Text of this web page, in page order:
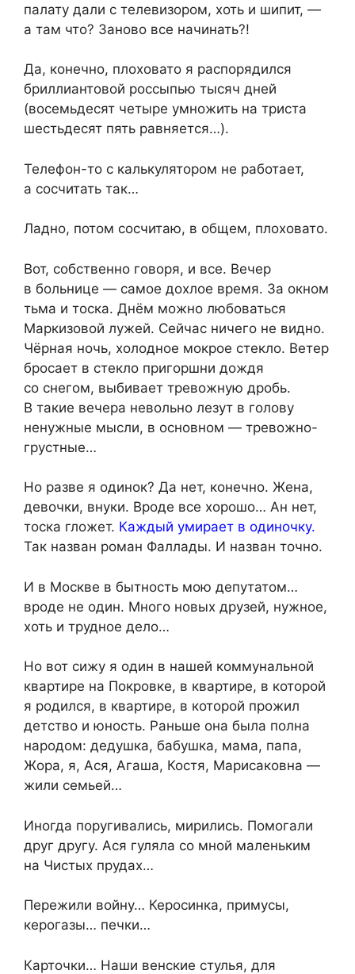
палату дали с телевизором, хоть и шипит, —
а там что? Заново все начинать?!
Да, конечно, плоховато я распорядился
бриллиантовой россыпью тысяч дней
(восемьдесят четыре умножить на триста
шестьдесят пять равняется…).
Телефон-то с калькулятором не работает,
а сосчитать так…
Ладно, потом сосчитаю, в общем, плоховато.
Вот, собственно говоря, и все. Вечер
в больнице — самое дохлое время. За окном
тьма и тоска. Днём можно любоваться
Маркизовой лужей. Сейчас ничего не видно.
Чёрная ночь, холодное мокрое стекло. Ветер
бросает в стекло пригоршни дождя
со снегом, выбивает тревожную дробь.
В такие вечера невольно лезут в голову
ненужные мысли, в основном — тревожно-
грустные…
Но разве я одинок? Да нет, конечно. Жена,
девочки, внуки. Вроде все хорошо… Ан нет,
тоска гложет. Каждый умирает в одиночку.
Так назван роман Фаллады. И назван точно.
И в Москве в бытность мою депутатом…
вроде не один. Много новых друзей, нужное,
хоть и трудное дело…
Но вот сижу я один в нашей коммунальной
квартире на Покровке, в квартире, в которой
я родился, в квартире, в которой прожил
детство и юность. Раньше она была полна
народом: дедушка, бабушка, мама, папа,
Жора, я, Ася, Агаша, Костя, Марисаковна —
жили семьей…
Иногда поругивались, мирились. Помогали
друг другу. Ася гуляла со мной маленьким
на Чистых прудах…
Пережили войну… Керосинка, примусы,
керогазы… печки…
Карточки… Наши венские стулья, для